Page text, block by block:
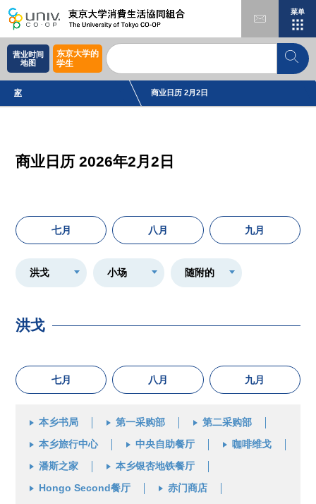
菜单
营业时间
地图
东京大学的
学生
家 商业日历 2月2日
商业日历 2026年2月2日
七月 八月 九月
洪戈 小场 随附的
洪戈
七月 八月 九月
本乡书局 第一采购部 第二采购部
本乡旅行中心 中央自助餐厅 咖啡维戈
潘斯之家 本乡银杏地铁餐厅
Hongo Second餐厅 赤门商店